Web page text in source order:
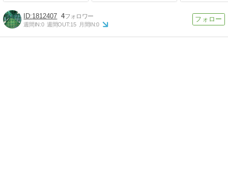
1812407 4
週間IN:0 週間OUT:15 月間IN:0